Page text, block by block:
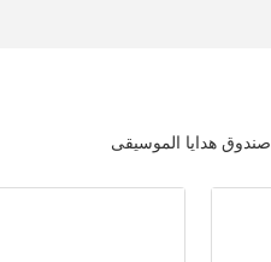
صندوق هدايا الموسيقى